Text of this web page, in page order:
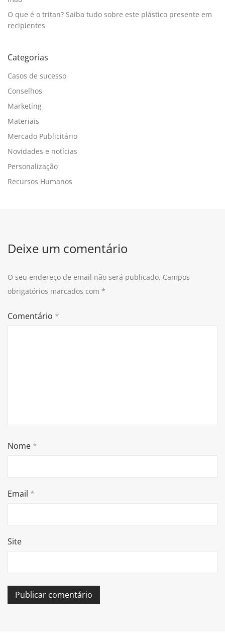
O que é o tritan? Saiba tudo sobre este plástico presente em
recipientes
Categorias
Casos de sucesso
Conselhos
Marketing
Materiais
Mercado Publicitário
Novidades e notícias
Personalização
Recursos Humanos
Deixe um comentário
O seu endereço de email não será publicado. Campos
obrigatórios marcados com *
Comentário *
Nome *
Email *
Site